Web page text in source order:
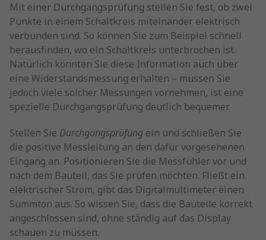
Mit einer Durchgangsprüfung stellen Sie fest, ob zwei
Punkte in einem Schaltkreis miteinander elektrisch
verbunden sind. So können Sie zum Beispiel schnell
herausfinden, wo ein Schaltkreis unterbrochen ist.
Natürlich könnten Sie diese Information auch über
eine Widerstandsmessung erhalten – müssen Sie
jedoch viele solcher Messungen vornehmen, ist eine
spezielle Durchgangsprüfung deutlich bequemer.
Stellen Sie Durchgangsprüfung ein und schließen Sie
die positive Messleitung an den dafür vorgesehenen
Eingang an. Positionieren Sie die Messfühler vor und
nach dem Bauteil, das Sie prüfen möchten. Fließt ein
elektrischer Strom, gibt das Digitalmultimeter einen
Summton aus. So wissen Sie, dass die Bauteile korrekt
angeschlossen sind, ohne ständig auf das Display
schauen zu müssen.